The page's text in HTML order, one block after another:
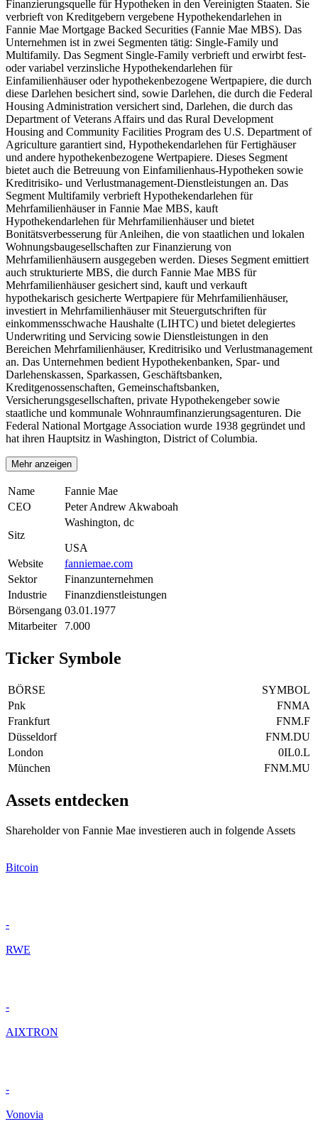
Finanzierungsquelle für Hypotheken in den Vereinigten Staaten. Sie
verbrieft von Kreditgebern vergebene Hypothekendarlehen in
Fannie Mae Mortgage Backed Securities (Fannie Mae MBS). Das
Unternehmen ist in zwei Segmenten tätig: Single-Family und
Multifamily. Das Segment Single-Family verbrieft und erwirbt fest-
oder variabel verzinsliche Hypothekendarlehen für
Einfamilienhäuser oder hypothekenbezogene Wertpapiere, die durch
diese Darlehen besichert sind, sowie Darlehen, die durch die Federal
Housing Administration versichert sind, Darlehen, die durch das
Department of Veterans Affairs und das Rural Development
Housing and Community Facilities Program des U.S. Department of
Agriculture garantiert sind, Hypothekendarlehen für Fertighäuser
und andere hypothekenbezogene Wertpapiere. Dieses Segment
bietet auch die Betreuung von Einfamilienhaus-Hypotheken sowie
Kreditrisiko- und Verlustmanagement-Dienstleistungen an. Das
Segment Multifamily verbrieft Hypothekendarlehen für
Mehrfamilienhäuser in Fannie Mae MBS, kauft
Hypothekendarlehen für Mehrfamilienhäuser und bietet
Bonitätsverbesserung für Anleihen, die von staatlichen und lokalen
Wohnungsbaugesellschaften zur Finanzierung von
Mehrfamilienhäusern ausgegeben werden. Dieses Segment emittiert
auch strukturierte MBS, die durch Fannie Mae MBS für
Mehrfamilienhäuser gesichert sind, kauft und verkauft
hypothekarisch gesicherte Wertpapiere für Mehrfamilienhäuser,
investiert in Mehrfamilienhäuser mit Steuergutschriften für
einkommensschwache Haushalte (LIHTC) und bietet delegiertes
Underwriting und Servicing sowie Dienstleistungen in den
Bereichen Mehrfamilienhäuser, Kreditrisiko und Verlustmanagement
an. Das Unternehmen bedient Hypothekenbanken, Spar- und
Darlehenskassen, Sparkassen, Geschäftsbanken,
Kreditgenossenschaften, Gemeinschaftsbanken,
Versicherungsgesellschaften, private Hypothekengeber sowie
staatliche und kommunale Wohnraumfinanzierungsagenturen. Die
Federal National Mortgage Association wurde 1938 gegründet und
hat ihren Hauptsitz in Washington, District of Columbia.
Mehr anzeigen
Name
Fannie Mae
CEO
Peter Andrew Akwaboah
Sitz
Washington, dc
USA
Website
fanniemae.com
Sektor
Finanzunternehmen
Industrie
Finanzdienstleistungen
Börsengang 03.01.1977
Mitarbeiter
7.000
Ticker Symbole
BÖRSE
SYMBOL
Pnk
FNMA
Frankfurt
FNM.F
Düsseldorf
FNM.DU
London
0IL0.L
München
FNM.MU
Assets entdecken
Shareholder von Fannie Mae investieren auch in folgende Assets
Bitcoin
-
RWE
-
AIXTRON
-
Vonovia